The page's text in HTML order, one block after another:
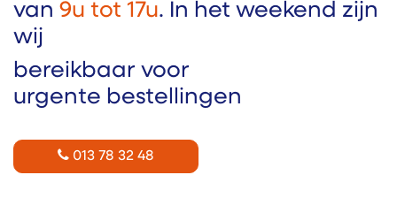
van 9u tot 17u. In het weekend zijn
wij
bereikbaar voor
urgente bestellingen
013 78 32 48